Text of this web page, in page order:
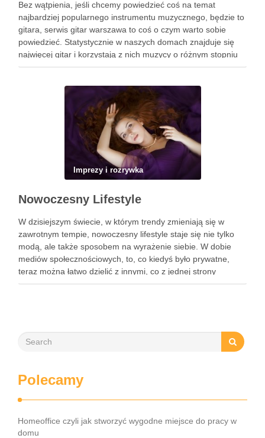
Bez wątpienia, jeśli chcemy powiedzieć coś na temat
najbardziej popularnego instrumentu muzycznego, będzie to
gitara, serwis gitar warszawa to coś o czym warto sobie
powiedzieć. Statystycznie w naszych domach znajduje się
najwięcej gitar i korzystają z nich muzycy o różnym stopniu
zaawansowania. Trudno jest się dziwić takiemu stanowi
Imprezy i rozrywka
Nowoczesny Lifestyle
W dzisiejszym świecie, w którym trendy zmieniają się w
zawrotnym tempie, nowoczesny lifestyle staje się nie tylko
modą, ale także sposobem na wyrażenie siebie. W dobie
mediów społecznościowych, to, co kiedyś było prywatne,
teraz można łatwo dzielić z innymi, co z jednej strony
inspiruje, a z drugiej stawia przed nami …
Polecamy
Homeoffice czyli jak stworzyć wygodne miejsce do pracy w
domu